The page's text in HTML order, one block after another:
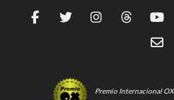
Premio Internacional OX